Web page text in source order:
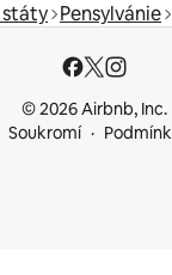
státy Pensylvánie
© 2026 Airbnb, Inc.
Soukromí